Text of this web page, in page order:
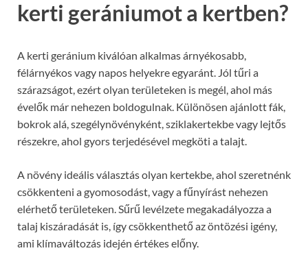
kerti gerániumot a kertben?
A kerti geránium kiválóan alkalmas árnyékosabb,
félárnyékos vagy napos helyekre egyaránt. Jól tűri a
szárazságot, ezért olyan területeken is megél, ahol más
évelők már nehezen boldogulnak. Különösen ajánlott fák,
bokrok alá, szegélynövényként, sziklakertekbe vagy lejtős
részekre, ahol gyors terjedésével megköti a talajt.
A növény ideális választás olyan kertekbe, ahol szeretnénk
csökkenteni a gyomosodást, vagy a fűnyírást nehezen
elérhető területeken. Sűrű levélzete megakadályozza a
talaj kiszáradását is, így csökkenthető az öntözési igény,
ami klímaváltozás idején értékes előny.